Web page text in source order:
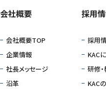
会社概要
会社概要TOP
企業情報
社⻑メッセージ
沿⾰
採⽤
採⽤
KAC
研修
KAC